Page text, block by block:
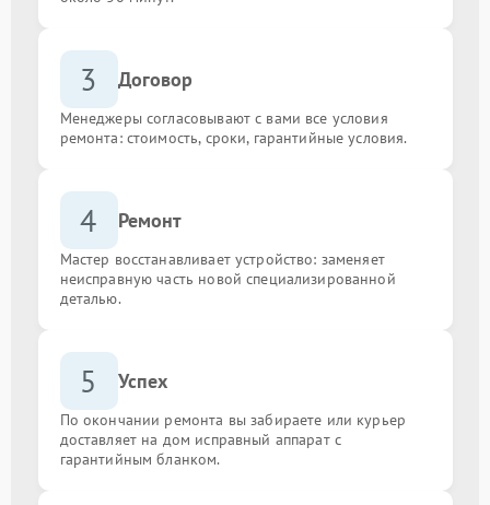
3 Договор
Менеджеры согласовывают с вами все условия
ремонта: стоимость, сроки, гарантийные условия.
4 Ремонт
Мастер восстанавливает устройство: заменяет
неисправную часть новой специализированной
деталью.
5 Успех
По окончании ремонта вы забираете или курьер
доставляет на дом исправный аппарат с
гарантийным бланком.